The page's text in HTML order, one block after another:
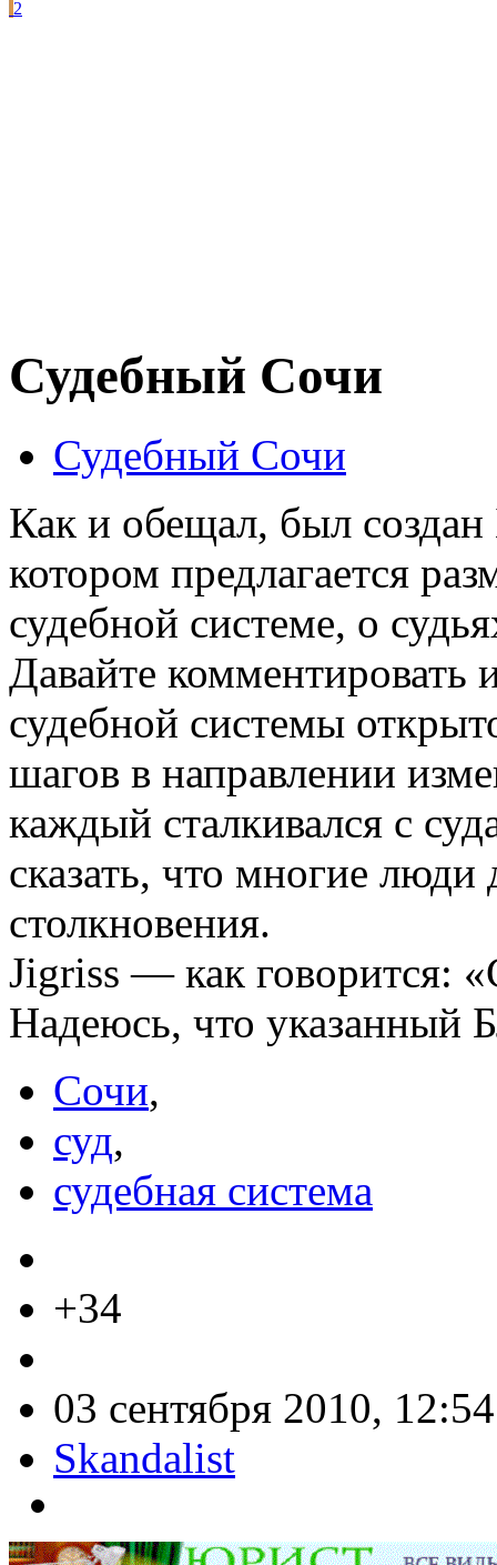
2
Судебный Сочи
Судебный Сочи
Как и обещал, был
котором предлагается
судебной системе, о
Давайте
судебной системы
шагов в направлении
каждый сталкивался с
сказать, что многие люди
столкновения.
Jigriss — как говорится:
Надеюсь, что указанный
Сочи,
суд,
судебная система
+34
03 сентября 2010, 12:54
Skandalist